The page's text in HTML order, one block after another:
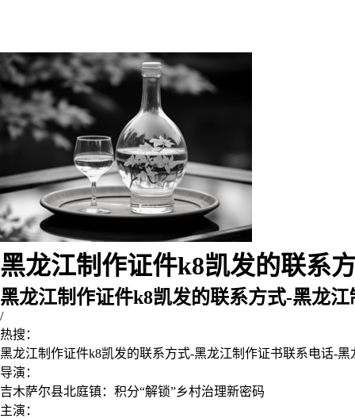
黑龙江制作证件k8凯发的联系
黑龙江制作证件k8凯发的联系方式-黑龙
/
热搜：
黑龙江制作证件k8凯发的联系方式-黑龙江制作证书联系电话-
导演：
吉木萨尔县北庭镇：积分“解锁”乡村治理新密码
主演：